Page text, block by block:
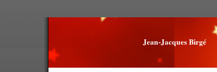
Jean-Jacques Birgé